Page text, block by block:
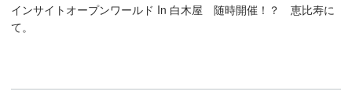
インサイトオープンワールド In 白木屋 随時開催！？ 恵比寿に
て。